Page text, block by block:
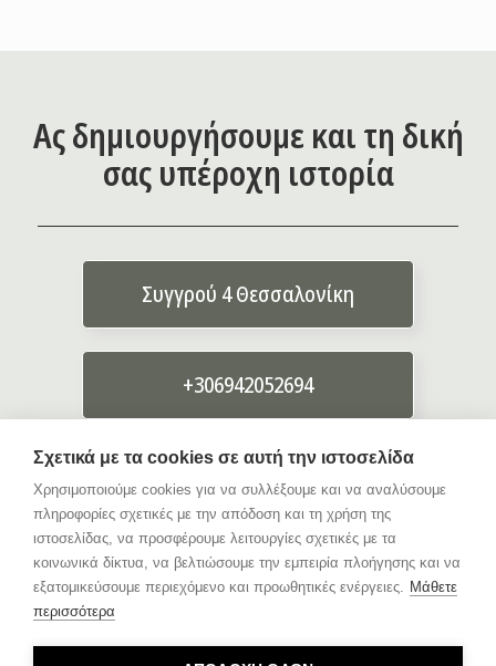
Ας δημιουργήσουμε και τη δική
σας υπέροχη ιστορία
Συγγρού 4 Θεσσαλονίκη
+306942052694
info{@}giorgosevagelou.gr
Σχετικά με τα cookies σε αυτή την ιστοσελίδα
Χρησιμοποιούμε cookies για να συλλέξουμε και να αναλύσουμε
πληροφορίες σχετικές με την απόδοση και τη χρήση της
ιστοσελίδας, να προσφέρουμε λειτουργίες σχετικές με τα
κοινωνικά δίκτυα, να βελτιώσουμε την εμπειρία πλοήγησης και να
εξατομικεύσουμε περιεχόμενο και προωθητικές ενέργειες. Μάθετε
περισσότερα